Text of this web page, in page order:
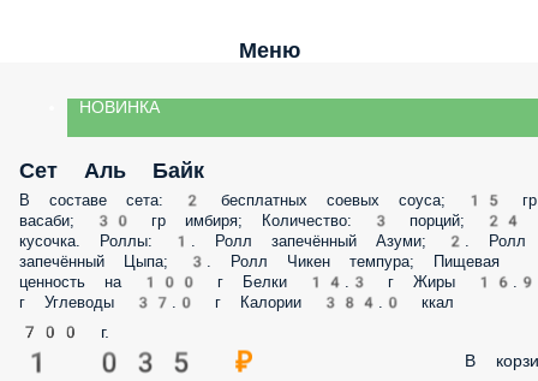
Меню
НОВИНКА
Сет Аль Байк
В составе сета: 2 бесплатных соевых соуса; 15 гр
васаби; 30 гр имбиря; Количество: 3 порций; 24
кусочка. Роллы: 1. Ролл запечённый Азуми; 2. Ролл
запечённый Цыпа; 3. Ролл Чикен темпура; Пищевая
ценность на 100 г Белки 14.3 г Жиры 16.9
г Углеводы 37.0 г Калории 384.0 ккал
700 г.
1 035 ₽ В